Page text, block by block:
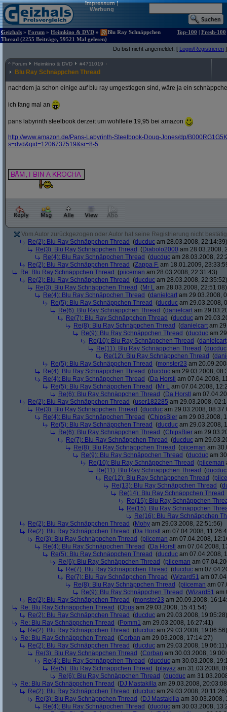
Impressum|
Werbung
Geizhals » Forum » Heimkino & DVD »
Blu Ray Schnäppchen
Thread (2255 Beiträge, 59521 Mal gelesen)
Top-100 | Fresh-100
Du bist nicht angemeldet. [ Login/Registrieren ]
^ Forum Heimkino & DVD #4711019
Blu Ray Schnäppchen Thread
nachdem ja schon einige auf blu ray umgestiegen sind, wäre ja ein
ich fang mal an
pans labyrinth steelbook derzeit um wohlfeile 19,95 bei amazon
http://www.amazon.de/Pans-Labyrinth-Steelbook-Doug-Jones/dp/
s=dvd&qid=1206737519&sr=8-5
Vom Autor zurückgezogen oder Autor hat seine Registrierung nicht
Re(2): Blu Ray Schnäppchen Thread (ducduc am 28.03.2008, 22:14:39)
Re(3): Blu Ray Schnäppchen Thread (Diabolo2000 am 28.03.2008,
Re(4): Blu Ray Schnäppchen Thread (ducduc am 28.03.2008,
Re(2): Blu Ray Schnäppchen Thread (Zappa F. am 18.01.2009,
Re: Blu Ray Schnäppchen Thread (piiceman am 28.03.2008, 22:31:43)
Re(2): Blu Ray Schnäppchen Thread (ducduc am 28.03.2008, 22:35:52)
Re(3): Blu Ray Schnäppchen Thread (Mr L am 28.03.2008, 22:51:08)
Re(4): Blu Ray Schnäppchen Thread (danielcart am 29.03.2008,
Re(5): Blu Ray Schnäppchen Thread (ducduc am 29.03.2008,
Re(6): Blu Ray Schnäppchen Thread (danielcart am
Re(7): Blu Ray Schnäppchen Thread (ducduc am
Re(8): Blu Ray Schnäppchen Thread (danielcart am
Re(9): Blu Ray Schnäppchen Thread (ducduc am
Re(10): Blu Ray Schnäppchen Thread (danielcart
Re(11): Blu Ray Schnäppchen Thread (ducduc
Re(12): Blu Ray Schnäppchen Thread (
Re(5): Blu Ray Schnäppchen Thread (monster23 am
Re(4): Blu Ray Schnäppchen Thread (ducduc am 29.03.2008,
Re(4): Blu Ray Schnäppchen Thread (Da Horstl am 07.04.2008,
Re(5): Blu Ray Schnäppchen Thread (Mr L am 07.04.2008,
Re(6): Blu Ray Schnäppchen Thread (Da Horstl am
Re(2): Blu Ray Schnäppchen Thread (user182285 am 29.03.2008,
Re(3): Blu Ray Schnäppchen Thread (ducduc am 29.03.2008,
Re(4): Blu Ray Schnäppchen Thread (ChipsBier am 29.03.2008,
Re(5): Blu Ray Schnäppchen Thread (ducduc am 29.03.2008,
Re(6): Blu Ray Schnäppchen Thread (ChipsBier am
Re(7): Blu Ray Schnäppchen Thread (ducduc am
Re(8): Blu Ray Schnäppchen Thread (piiceman am
Re(9): Blu Ray Schnäppchen Thread (ducduc am
Re(10): Blu Ray Schnäppchen Thread (piiceman
Re(11): Blu Ray Schnäppchen Thread (ducduc
Re(12): Blu Ray Schnäppchen Thread (
Re(13): Blu Ray Schnäppchen Thread (
Re(14): Blu Ray Schnäppchen Thread
Re(15): Blu Ray Schnäppchen
Re(15): Blu Ray Schnäppchen
Re(16): Blu Ray Schnäppchen
Re(2): Blu Ray Schnäppchen Thread (Mohy am 29.03.2008, 22:51:56)
Re(2): Blu Ray Schnäppchen Thread (Da Horstl am 07.04.2008,
Re(3): Blu Ray Schnäppchen Thread (piiceman am 07.04.2008,
Re(4): Blu Ray Schnäppchen Thread (Da Horstl am 07.04.2008,
Re(5): Blu Ray Schnäppchen Thread (ducduc am 07.04.2008,
Re(6): Blu Ray Schnäppchen Thread (piiceman am
Re(7): Blu Ray Schnäppchen Thread (ducduc am
Re(7): Blu Ray Schnäppchen Thread (Wizard51 am
Re(8): Blu Ray Schnäppchen Thread (piiceman am
Re(9): Blu Ray Schnäppchen Thread (Wizard51 am
Re(2): Blu Ray Schnäppchen Thread (monster23 am 20.09.2008,
Re: Blu Ray Schnäppchen Thread (Qbus am 29.03.2008, 15:41:54)
Re(2): Blu Ray Schnäppchen Thread (ducduc am 29.03.2008, 19:05:28)
Re: Blu Ray Schnäppchen Thread (Pomm1 am 29.03.2008, 16:27:41)
Re(2): Blu Ray Schnäppchen Thread (ducduc am 29.03.2008, 19:06:56)
Re: Blu Ray Schnäppchen Thread (Corban am 29.03.2008, 17:14:27)
Re(2): Blu Ray Schnäppchen Thread (ducduc am 29.03.2008, 19:06:11)
Re(3): Blu Ray Schnäppchen Thread (Corban am 30.03.2008,
Re(4): Blu Ray Schnäppchen Thread (ducduc am 30.03.2008,
Re(5): Blu Ray Schnäppchen Thread (playaz am 31.03.2008,
Re(6): Blu Ray Schnäppchen Thread (ducduc am
Re: Blu Ray Schnäppchen Thread (DJ Mastakilla am 29.03.2008,
Re(2): Blu Ray Schnäppchen Thread (ducduc am 29.03.2008, 20:11:26)
Re(3): Blu Ray Schnäppchen Thread (DJ Mastakilla am 30.03.2008,
Re(4): Blu Ray Schnäppchen Thread (ducduc am 30.03.2008,